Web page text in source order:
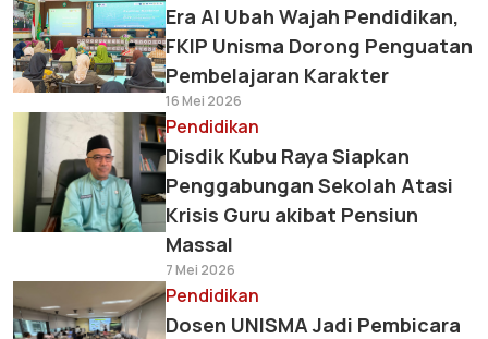
Era AI Ubah Wajah Pendidikan,
FKIP Unisma Dorong Penguatan
Pembelajaran Karakter
16 Mei 2026
Pendidikan
Disdik Kubu Raya Siapkan
Penggabungan Sekolah Atasi
Krisis Guru akibat Pensiun
Massal
7 Mei 2026
Pendidikan
Dosen UNISMA Jadi Pembicara